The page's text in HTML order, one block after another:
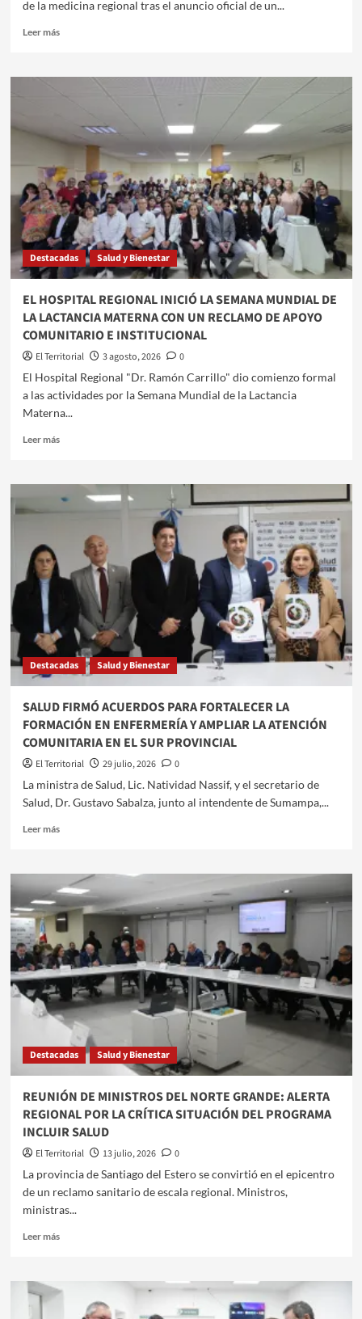
de la medicina regional tras el anuncio oficial de un...
Leer másLeer
SANTIAGO
SEDE
UN
ENCUENTRO
DE
CARDIOLOGÍA
Y
ENFERMERÍA
Destacadas Salud y Bienestar
EL HOSPITAL REGIONAL INICIÓ LA SEMANA MUNDIAL DE
LA LACTANCIA MATERNA CON UN RECLAMO DE APOYO
COMUNITARIO E INSTITUCIONAL
El Territorial 3 agosto, 2026
0
​​El Hospital Regional "Dr. Ramón Carrillo" dio comienzo formal
a las actividades por la Semana Mundial de la Lactancia
Materna...
Leer másLeer
EL
HOSPITAL
SEMANA
MUNDIAL
LACTANCIA
MATERNA
CON
UN
APOYO
COMUNITARIO
E
INSTITUCIONAL
Destacadas Salud y Bienestar
SALUD FIRMÓ ACUERDOS PARA FORTALECER LA
FORMACIÓN EN ENFERMERÍA Y AMPLIAR LA ATENCIÓN
COMUNITARIA EN EL SUR PROVINCIAL
El Territorial 29 julio, 2026
0
​​La ministra de Salud, Lic. Natividad Nassif, y el secretario de
Salud, Dr. Gustavo Sabalza, junto al intendente de Sumampa,...
Leer másLeer
SALUD
FIRMÓ
ACUERDOS
PARA
FORTALECER
LA
FORMACIÓN
EN
ENFERMERÍA
Y
AMPLIAR
ATENCIÓN
COMUNITARIA
EN
EL
SUR
PROVINCIAL
Destacadas Salud y Bienestar
REUNIÓN DE MINISTROS DEL NORTE GRANDE: ALERTA
REGIONAL POR LA CRÍTICA SITUACIÓN DEL PROGRAMA
INCLUIR SALUD
El Territorial 13 julio, 2026
0
​La provincia de Santiago del Estero se convirtió en el epicentro
de un reclamo sanitario de escala regional. Ministros,
ministras...
Leer másLeer
DE
MINISTROS